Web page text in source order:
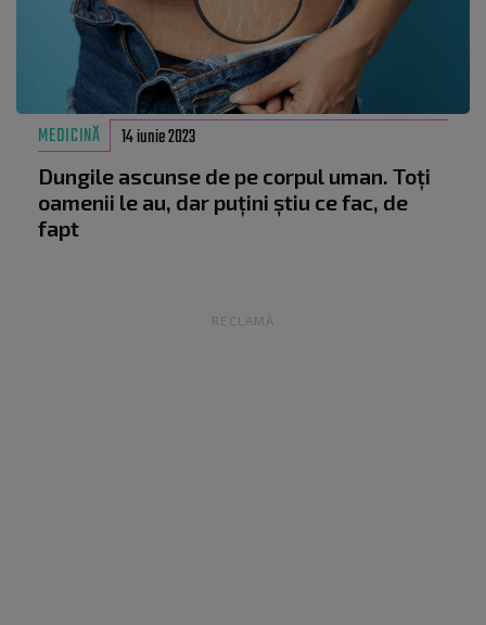
MEDICINĂ 14 iunie 2023
Dungile ascunse de pe corpul uman. Toți
oamenii le au, dar puțini știu ce fac, de
fapt
RECLAMĂ